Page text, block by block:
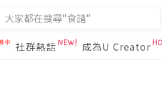
社群熱話 成為U Creator